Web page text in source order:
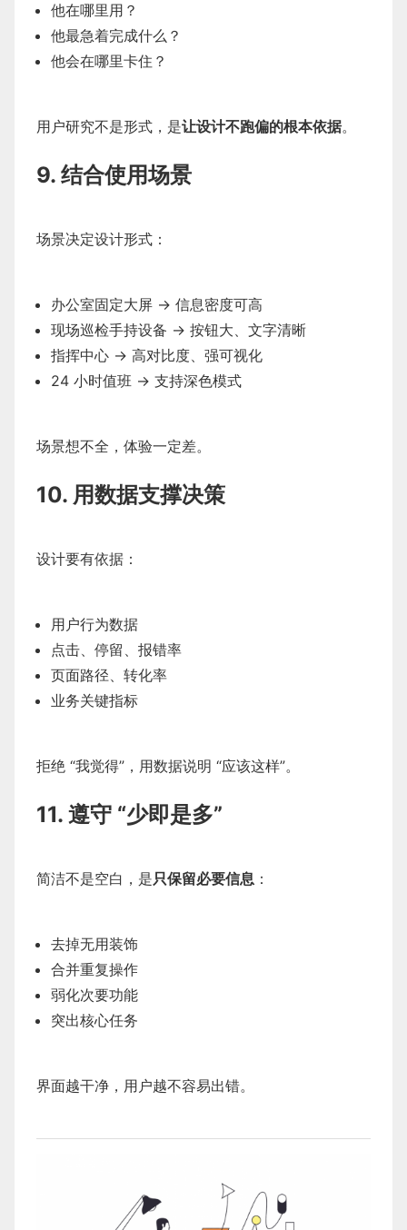
他在哪里用？
他最急着完成什么？
他会在哪里卡住？
用户研究不是形式，是让设计不跑偏的根本依据。
9. 结合使用场景
场景决定设计形式：
办公室固定大屏 → 信息密度可高
现场巡检手持设备 → 按钮大、文字清晰
指挥中心 → 高对比度、强可视化
24 小时值班 → 支持深色模式
场景想不全，体验一定差。
10. 用数据支撑决策
设计要有依据：
用户行为数据
点击、停留、报错率
页面路径、转化率
业务关键指标
拒绝 “我觉得”，用数据说明 “应该这样”。
11. 遵守 “少即是多”
简洁不是空白，是只保留必要信息 ：
去掉无用装饰
合并重复操作
弱化次要功能
突出核心任务
界面越干净，用户越不容易出错。